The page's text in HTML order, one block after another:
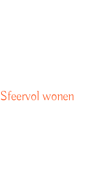
Sfeervol wonen